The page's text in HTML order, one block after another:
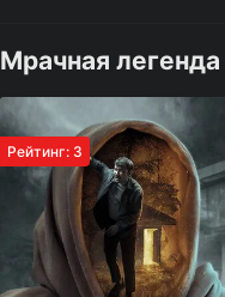
Мрачная
Рейтинг: 3